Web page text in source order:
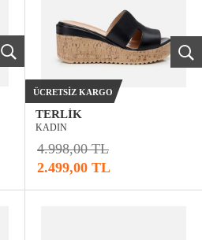
TERLIK
KADIN
4.998,00 TL
2.499,00 TL
ÜCRETSIZ KARGO